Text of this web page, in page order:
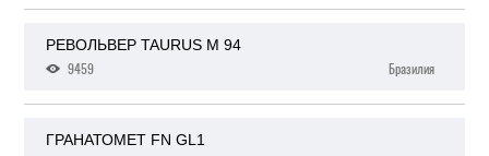
РЕВОЛЬВЕР TAURUS M 94
9459
Бразилия
ГРАНАТОМЕТ FN GL1